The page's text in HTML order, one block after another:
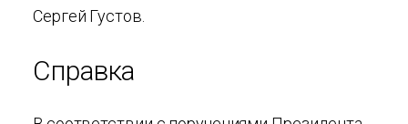
Сергей Густов.
Справка